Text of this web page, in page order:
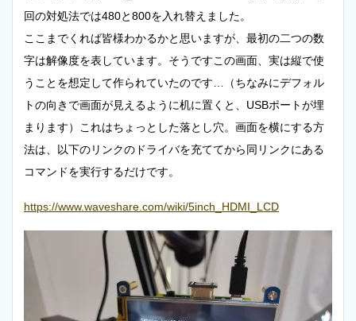
回の対処法では480と800を入れ替えました。
ここまでくれば皆様わかるかと思いますが、最初の二つの数
字は解像度を表しています。そうですこの画面、実は縦で使
うことを想定して作られていたのです…（ちなみにデフォル
トの向きで画面が見えるように机に置くと、USBポートが埋
まります）これはちょっとした落とし穴。画面を横にする方
法は、以下のリンクのドライバを充ててから同リンクにある
コマンドを実行するだけです。
https://www.waveshare.com/wiki/5inch_HDMI_LCD